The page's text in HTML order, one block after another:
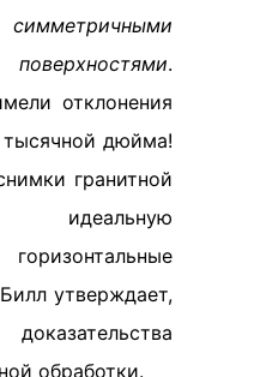
.
отклонения
дюйма!
гранитной
идеальную
утверждает,
обработки.